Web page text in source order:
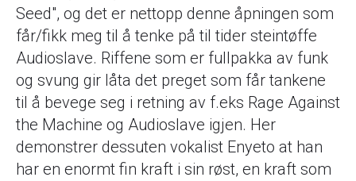
Seed", og det er nettopp denne åpningen som
får/fikk meg til å tenke på til tider steintøffe
Audioslave. Riffene som er fullpakka av funk
og svung gir låta det preget som får tankene
til å bevege seg i retning av f.eks Rage Against
the Machine og Audioslave igjen. Her
demonstrer dessuten vokalist Enyeto at han
har en enormt fin kraft i sin røst, en kraft som